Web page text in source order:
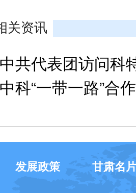
关资讯
中共代表团访问科
中科“一带一路”合
发展政策 甘肃名